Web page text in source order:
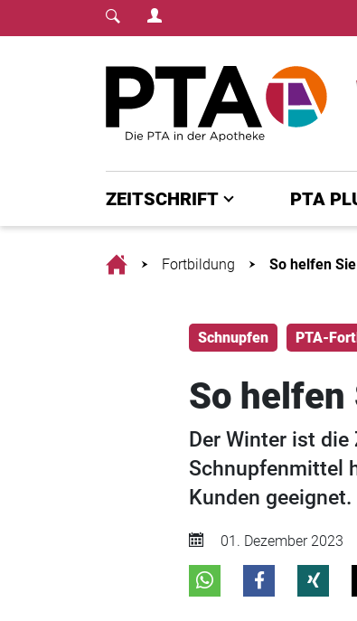
Login Menu
ZEITSCHRIFT PTA
HomeFortbildung So helfen
Schnupfen PTA-
So helfen
Der Winter ist
Schnupfenmittel
Kunden geeignet.
01. Dezember 2023